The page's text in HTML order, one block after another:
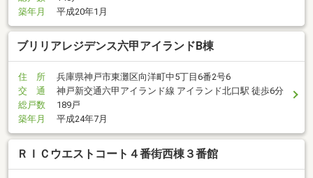
築年月
平成20年1月
ブリリアレジデンス六甲アイランドB棟
住 所
兵庫県神戸市東灘区向洋町中5丁目6番2号6
交 通
神戸新交通六甲アイランド線 アイランド北口駅 徒歩6分
総戸数
189戸
築年月
平成24年7月
ＲＩＣウエストコート４番街西棟３番館